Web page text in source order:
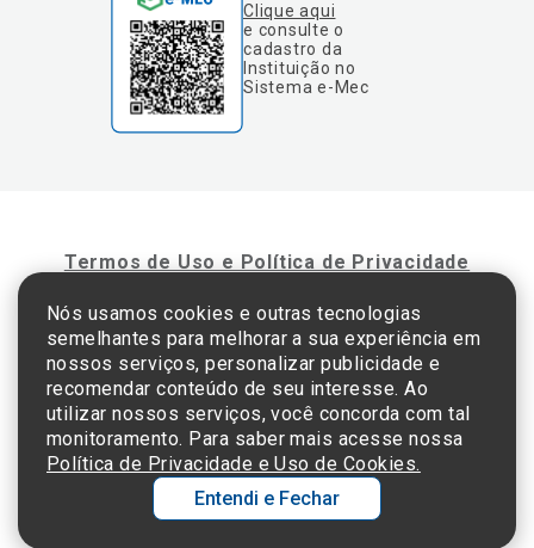
Clique aqui
e consulte o
cadastro da
Instituição no
Sistema e-Mec
Termos de Uso e Política de Privacidade
©2025 Einstein Hospital Israelita -TODOS OS DIREITOS RESERVADOS
CNPJ: 60.765.823/0001-30 - Endereço: Av. Albert Einstein, 627 - Morumbi - São
Paulo - SP - 05652-000
Nós usamos cookies e outras tecnologias
semelhantes para melhorar a sua experiência em
nossos serviços, personalizar publicidade e
recomendar conteúdo de seu interesse. Ao
utilizar nossos serviços, você concorda com tal
monitoramento. Para saber mais acesse nossa
Política de Privacidade e Uso de Cookies.
Entendi e Fechar